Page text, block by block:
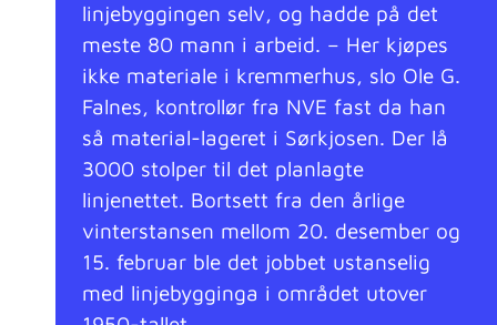
linjebyggingen selv, og hadde på det
meste 80 mann i arbeid. – Her kjøpes
ikke materiale i kremmerhus, slo Ole G.
Falnes, kontrollør fra NVE fast da han
så material-lageret i Sørkjosen. Der lå
3000 stolper til det planlagte
linjenettet. Bortsett fra den årlige
vinterstansen mellom 20. desember og
15. februar ble det jobbet ustanselig
med linjebygginga i området utover